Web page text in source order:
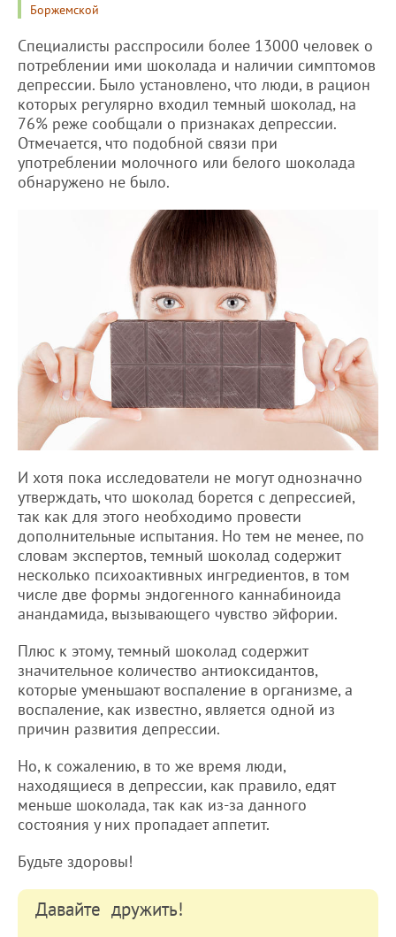
Боржемской
Специалисты расспросили более 13000 человек о
потреблении ими шоколада и наличии симптомов
депрессии. Было установлено, что люди, в рацион
которых регулярно входил темный шоколад, на
76% реже сообщали о признаках депрессии.
Отмечается, что подобной связи при
употреблении молочного или белого шоколада
обнаружено не было.
И хотя пока исследователи не могут однозначно
утверждать, что шоколад борется с депрессией,
так как для этого необходимо провести
дополнительные испытания. Но тем не менее, по
словам экспертов, темный шоколад содержит
несколько психоактивных ингредиентов, в том
числе две формы эндогенного каннабиноида
анандамида, вызывающего чувство эйфории.
Плюс к этому, темный шоколад содержит
значительное количество антиоксидантов,
которые уменьшают воспаление в организме, а
воспаление, как известно, является одной из
причин развития депрессии.
Но, к сожалению, в то же время люди,
находящиеся в депрессии, как правило, едят
меньше шоколада, так как из-за данного
состояния у них пропадает аппетит.
Будьте здоровы!
Давайте дружить!